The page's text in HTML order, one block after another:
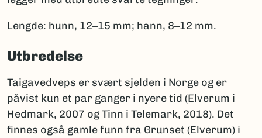
Lengde: hunn, 12–15 mm; hann, 8–12 mm.
Utbredelse
Taigavedveps er svært sjelden i Norge og er
påvist kun et par ganger i nyere tid (Elverum i
Hedmark, 2007 og Tinn i Telemark, 2018). Det
finnes også gamle funn fra Grunset (Elverum) i